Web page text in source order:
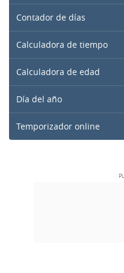
Contador de días
Calculadora de tiempo
Calculadora de edad
Día del año
Temporizador online